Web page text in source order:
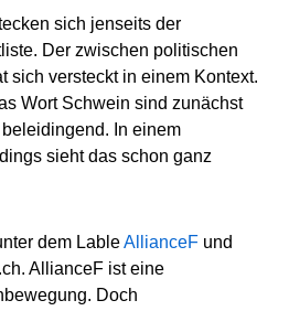
sich jenseits der
Der zwischen politischen
sich versteckt in einem Kontext.
Wort Schwein sind zunächst
In einem
sieht das schon ganz
dem LableAllianceF und
AllianceF ist eine
Doch